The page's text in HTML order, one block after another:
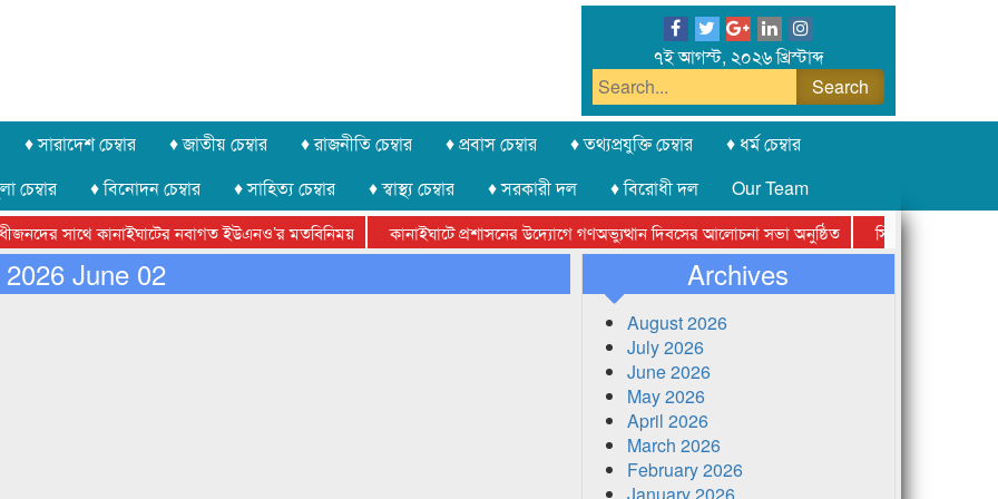
৭ই আগস্ট, ২০২৬ খ্রিস্টাব্দ
♦ সারাদেশ চেম্বার ♦ জাতীয় চেম্বার ♦ রাজনীতি চেম্বার ♦ প্রবাস চেম্বার ♦ তথ্যপ্রযুক্তি চেম্বার
♦ ধর্ম চেম্বার
চেম্বার ♦ বিনোদন চেম্বার ♦ সাহিত্য চেম্বার ♦ স্বাস্থ্য চেম্বার ♦ সরকারী দল ♦ বিরোধী দল
Our Team
সাথে কানাইঘাটের নবাগত ইউএনও’র মতবিনিময় কানাইঘাটে প্রশাসনের উদ্যোগে গণঅভ্যুত্থান দিবসের আলোচনা সভা অনুষ্ঠিত
সিলেট অনলাইন
বিভাগীয় অভিনয় কর্মশালা সম্পন্ন
2026 June 02 Archives
August 2026
July 2026
June 2026
May 2026
April 2026
March 2026
February 2026